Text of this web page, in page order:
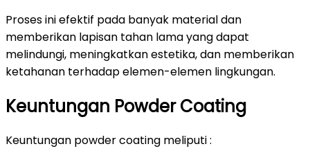
Proses ini efektif pada banyak material dan
memberikan lapisan tahan lama yang dapat
melindungi, meningkatkan estetika, dan memberikan
ketahanan terhadap elemen-elemen lingkungan.
Keuntungan Powder Coating
Keuntungan powder coating meliputi :